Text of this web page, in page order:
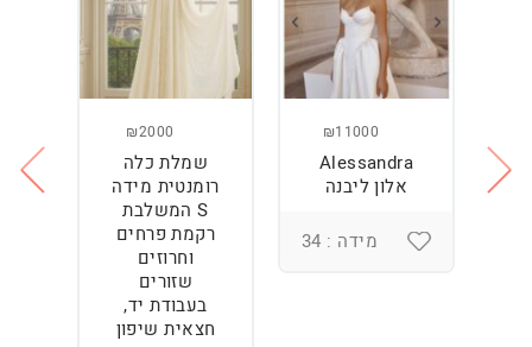
₪11000
Alessandra
אלון ליבנה
מידה : 34
₪2000
שמלת כלה
רומנטית מידה
S המשלבת
רקמת פרחים
וחרוזים
שזורים
בעבודת יד,
חצאית שיפון